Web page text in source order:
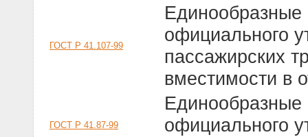
ГОСТ Р 41.107-99
официального
пассажирских
вместимости в
ГОСТ Р 41.87-99
официального